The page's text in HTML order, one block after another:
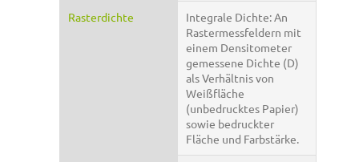
Rasterdichte
Integrale Dichte: An
Rastermessfeldern mit
einem Densitometer
gemessene Dichte (D)
als Verhältnis von
Weißfläche
(unbedrucktes Papier)
sowie bedruckter
Fläche und Farbstärke.